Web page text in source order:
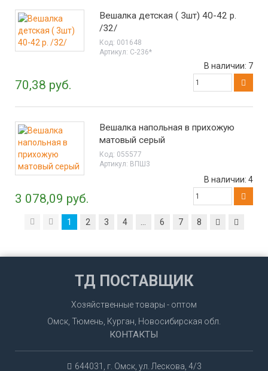
Вешалка детская ( 3шт) 40-42 р.
/32/
Код: 001648
Артикул: С-236*
70,38 руб.
В наличии: 7
Вешалка напольная в прихожую
матовый серый
Код: 055577
Артикул: ВПШ3
3 078,09 руб.
В наличии: 4
1 2 3 4 6 7 8
ТД ПОСТАВЩИК
Хозяйственные товары - оптом
Омск, Тюмень, Курган, Новосибирская обл.
КОНТАКТЫ
644031, г. Омск, ул. Лескова, 4/3